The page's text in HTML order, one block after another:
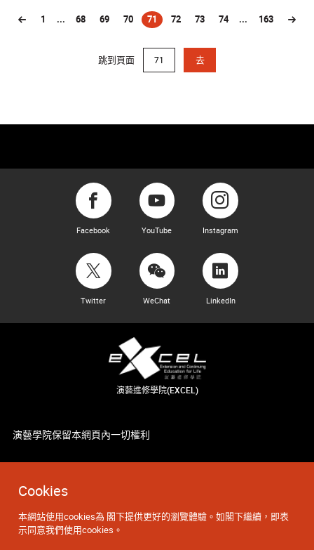
Cookies
本網站使用cookies為 閣下提供更好的瀏覽體驗。如閣下繼續，即表
示同意我們使用cookies。
1 ... 68 69 70 71
(current)
72 73 74 ... 163
跳到頁面 去
Facebook YouTube Instagram
Twitter WeChat LinkedIn
演藝進修學院(EXCEL)
演藝學院保留本網頁內一切權利